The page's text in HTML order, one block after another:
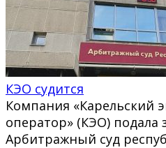
КЭО судится
Компания «Карельский
оператор» (КЭО) подала
Арбитражный суд